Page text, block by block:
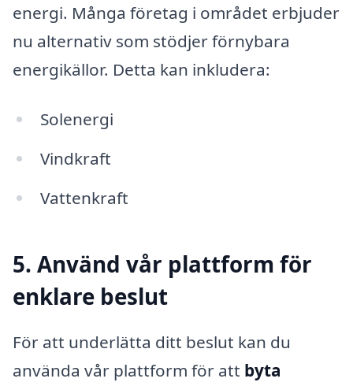
energi. Många företag i området erbjuder
nu alternativ som stödjer förnybara
energikällor. Detta kan inkludera:
Solenergi
Vindkraft
Vattenkraft
5. Använd vår plattform för
enklare beslut
För att underlätta ditt beslut kan du
använda vår plattform för att byta